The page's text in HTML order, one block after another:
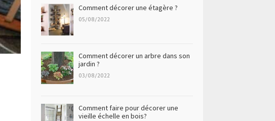
Comment décorer une étagère ?
05/08/2022
Comment décorer un arbre dans son
jardin ?
03/08/2022
Comment faire pour décorer une
vieille échelle en bois?